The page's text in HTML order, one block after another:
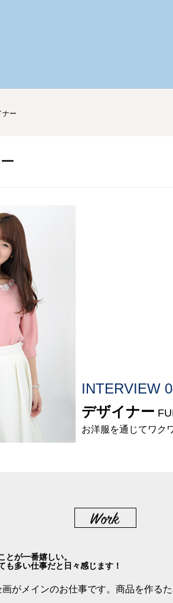
ー
INTERVIEW
デザイナー
お洋服を通じてワク
とが一番嬉しい。
も多い仕事だと日々感じます！
がメインのお仕事です。商品を作る